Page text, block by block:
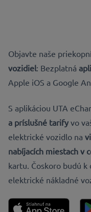
Objavte naše
vozidiel: Bezplatná
Apple iOS a Google
S aplikáciou UTA
a príslušné tarifyvo
elektrické vozidlo na
nabíjacích miestach v
kartu. Čoskoro budú
elektrické nákladné